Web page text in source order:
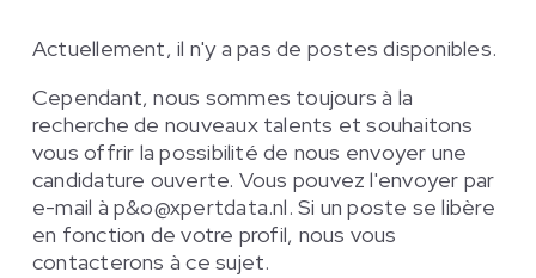
Actuellement, il n'y a pas de postes disponibles.
Cependant, nous sommes toujours à la
recherche de nouveaux talents et souhaitons
vous offrir la possibilité de nous envoyer une
candidature ouverte. Vous pouvez l'envoyer par
e-mail à p&o@xpertdata.nl. Si un poste se libère
en fonction de votre profil, nous vous
contacterons à ce sujet.